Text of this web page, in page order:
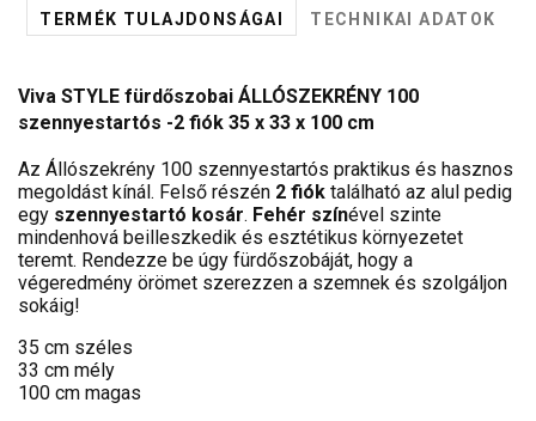
TERMÉK TULAJDONSÁGAI TECHNIKAI ADATOK
Viva STYLE fürdőszobai ÁLLÓSZEKRÉNY 100
szennyestartós -2 fiók 35 x 33 x 100 cm
Az Állószekrény 100 szennyestartós praktikus és hasznos
megoldást kínál. Felső részén 2 fiók található az alul pedig
egy szennyestartó kosár. Fehér színével szinte
mindenhová beilleszkedik és esztétikus környezetet
teremt. Rendezze be úgy fürdőszobáját, hogy a
végeredmény örömet szerezzen a szemnek és szolgáljon
sokáig!
35 cm széles
33 cm mély
100 cm magas